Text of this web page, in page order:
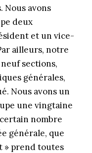
avons
deux
et un vice-
ailleurs, notre
sections,
générales,
Nous avons un
une vingtaine
nombre
générale, que
» prend toutes